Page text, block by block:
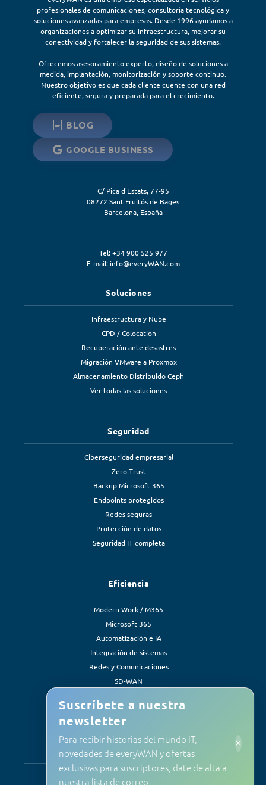
profesionales de comunicaciones, consultoría tecnológica y
soluciones avanzadas para empresas. Desde 1996 ayudamos a
organizaciones a optimizar su infraestructura, mejorar su
conectividad y fortalecer la seguridad de sus sistemas.
Ofrecemos asesoramiento experto, diseño de soluciones a
medida, implantación, monitorización y soporte continuo.
Nuestro objetivo es que cada cliente cuente con una red
eficiente, segura y preparada para el crecimiento.
BLOG
GOOGLE BUSINESS
C/ Pica d'Estats, 77-95
08272 Sant Fruitós de Bages
Barcelona, España
Tel: +34 900 525 977
E-mail: info@everyWAN.com
Soluciones
Infraestructura y Nube
CPD / Colocation
Recuperación ante desastres
Migración VMware a Proxmox
Almacenamiento Distribuido Ceph
Ver todas las soluciones
Seguridad
Ciberseguridad empresarial
Zero Trust
Backup Microsoft 365
Endpoints protegidos
Redes seguras
Protección de datos
Seguridad IT completa
Eficiencia
Modern Work / M365
Microsoft 365
Automatización e IA
Integración de sistemas
Redes y Comunicaciones
SD-WAN
Servicios
Soporte y mantenimiento
Suscríbete a nuestra
newsletter
Para recibir historias del mundo IT,
novedades de everyWAN y ofertas
exclusivas para suscriptores, date de alta a
nuestra lista de correo
×